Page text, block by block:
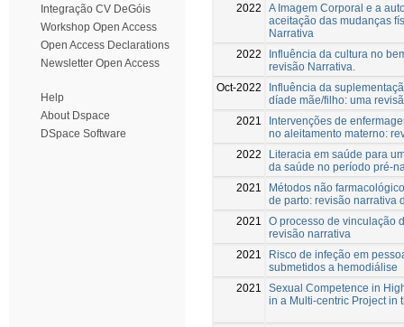
Integração CV DeGóis
Workshop Open Access
Open Access Declarations
Newsletter Open Access
Help
About Dspace
DSpace Software
2022
A Imagem Corporal e a
aceitação das mudanças
Narrativa
2022
Influência da cultura no
revisão Narrativa.
Oct-2022
Influência da
díade mãe/filho: uma
2021
Intervenções de
no aleitamento materno:
2022
Literacia em saúde para
da saúde no período pré-
2021
Métodos não
de parto: revisão narrativa
2021
O processo de vinculação
revisão narrativa
2021
Risco de infeção em
submetidos a hemodiálise
2021
Sexual Competence in
in a Multi-centric Project in